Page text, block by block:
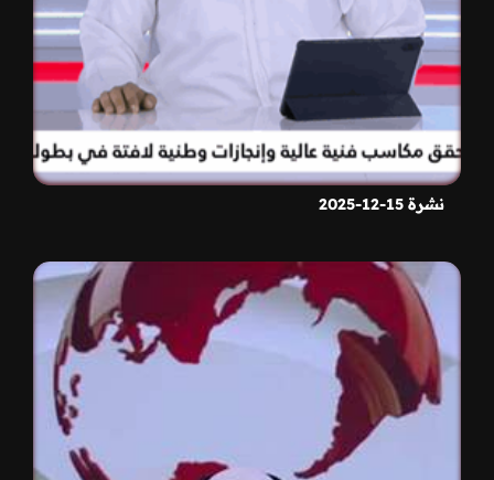
نشرة 15-12-2025